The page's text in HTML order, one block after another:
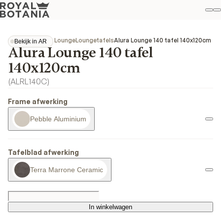
Bekijk in AR
Bekijk in AR
Collecties Alura LoungeLoungetafelsAlura Lounge 140 tafel 140x120cm
Alura Lounge 140 tafel
140x120cm
(ALRL140C)
Frame afwerking
Pebble Aluminium
Tafelblad afwerking
Terra Marrone Ceramic
In winkelwagen
In winkelwagen